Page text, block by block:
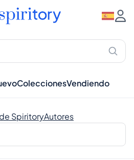
ColeccionesVendiendo
SpiritoryAutores